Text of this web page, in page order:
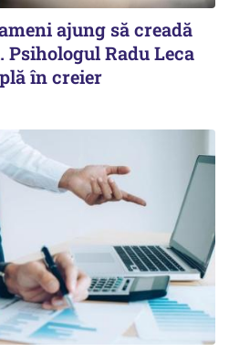
ajung să creadă
Radu Leca
în creier